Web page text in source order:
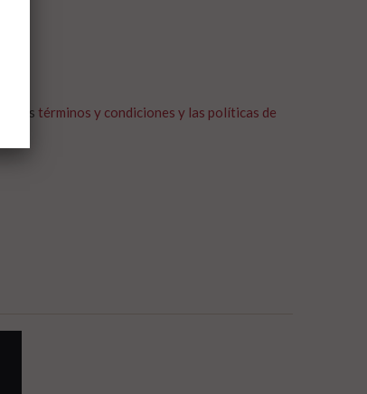
los términos y condiciones y las políticas de